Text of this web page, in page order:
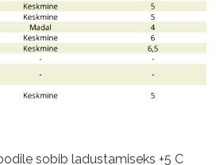
sobib ladustamiseks +5 C